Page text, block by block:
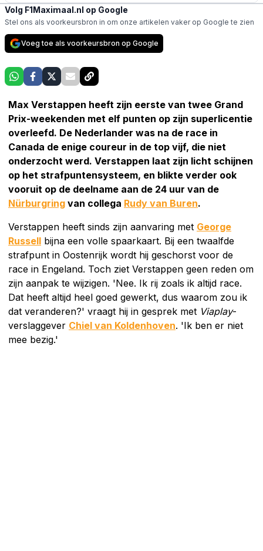
Volg F1Maximaal.nl op Google
Stel ons als voorkeursbron in om onze artikelen vaker op Google te zien
Voeg toe als voorkeursbron op Google
Max Verstappen heeft zijn eerste van twee Grand
Prix-weekenden met elf punten op zijn superlicentie
overleefd. De Nederlander was na de race in
Canada de enige coureur in de top vijf, die niet
onderzocht werd. Verstappen laat zijn licht schijnen
op het strafpuntensysteem, en blikte verder ook
vooruit op de deelname aan de 24 uur van de
Nürburgring van collega Rudy van Buren.
Verstappen heeft sinds zijn aanvaring met George
Russell bijna een volle spaarkaart. Bij een twaalfde
strafpunt in Oostenrijk wordt hij geschorst voor de
race in Engeland. Toch ziet Verstappen geen reden om
zijn aanpak te wijzigen. 'Nee. Ik rij zoals ik altijd race.
Dat heeft altijd heel goed gewerkt, dus waarom zou ik
dat veranderen?' vraagt hij in gesprek met Viaplay-
verslaggever Chiel van Koldenhoven. 'Ik ben er niet
mee bezig.'